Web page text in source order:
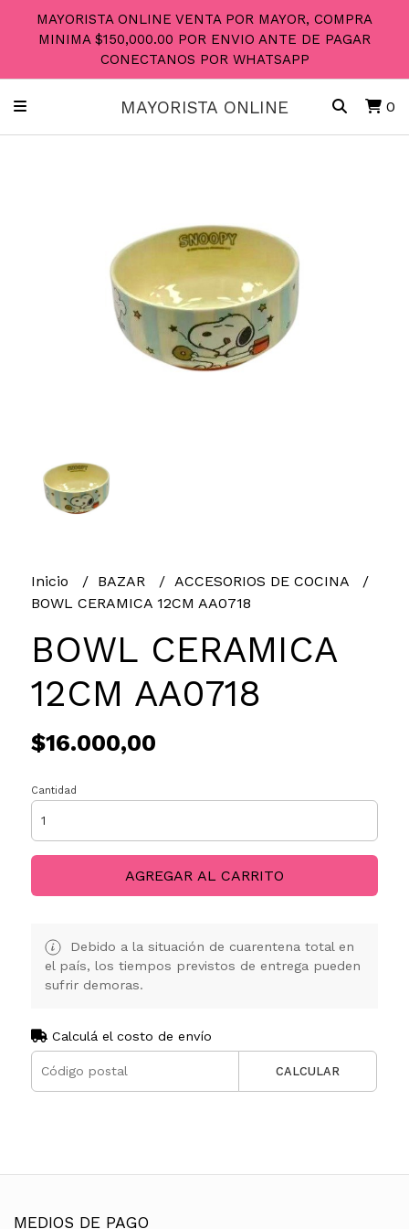
MAYORISTA ONLINE VENTA POR MAYOR, COMPRA
MINIMA $150,000.00 POR ENVIO ANTE DE PAGAR
CONECTANOS POR WHATSAPP
MAYORISTA ONLINE 0
Inicio BAZAR
ACCESORIOS DE COCINA
BOWL CERAMICA 12CM AA0718
BOWL CERAMICA
12CM AA0718
$16.000,00
Cantidad
AGREGAR AL CARRITO
Debido a la situación de cuarentena total en
el país, los tiempos previstos de entrega pueden
sufrir demoras.
Calculá el costo de envío
CALCULAR
MEDIOS DE PAGO